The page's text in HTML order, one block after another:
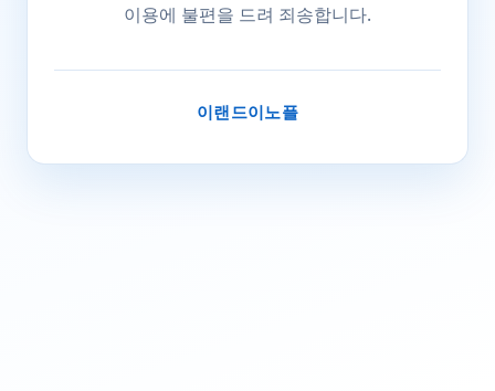
이용에 불편을 드려 죄송합니다.
이랜드이노플